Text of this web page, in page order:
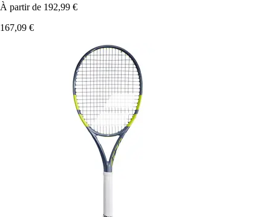
À partir de 192,99 €
167,09 €